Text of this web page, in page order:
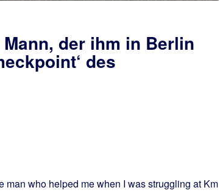
des
man who helped me when I was struggling at Km